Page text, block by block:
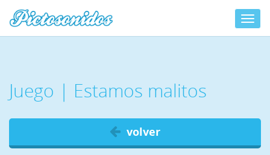
Juego | Estamos malitos
volver